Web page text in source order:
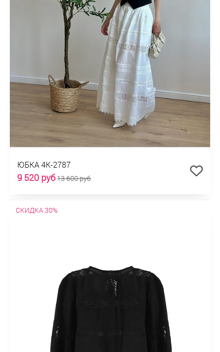
ЮБКА 4К-2787
9 520 руб13 600 руб
СКИДКА 30%